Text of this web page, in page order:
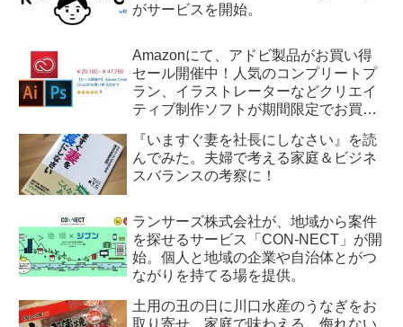
がサービスを開始。
Amazonにて、アドビ製品がお買い得
セール開催中！人気のコンプリートプ
ラン、イラストレーターなどクリエイ
ティブ制作ソフトが期間限定でお買い
『いますぐ妻を社長にしなさい』を読
んでみた。夫婦で考える家庭＆ビジネ
スバランスの考察に！
ランサーズ株式会社が、地域から案件
を探せるサービス「CON-NECT」が開
始。個人と地域の企業や自治体とがつ
ながりを持てる場を提供。
土用の丑の日に川口水産のうなぎをお